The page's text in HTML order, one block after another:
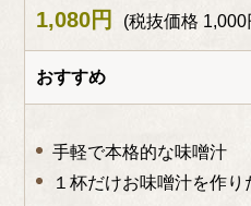
1,080円 (税抜価格 1,000
おすすめ
手軽で本格的な味噌汁
１杯だけお味噌汁を作り